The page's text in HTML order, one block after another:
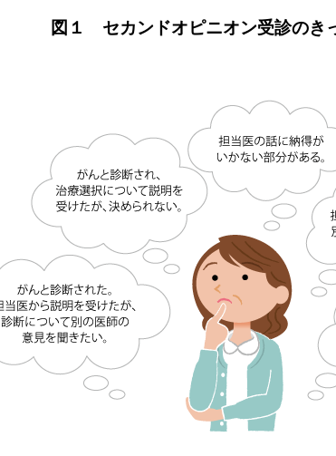
図１ セカンドオピニオン受診のき